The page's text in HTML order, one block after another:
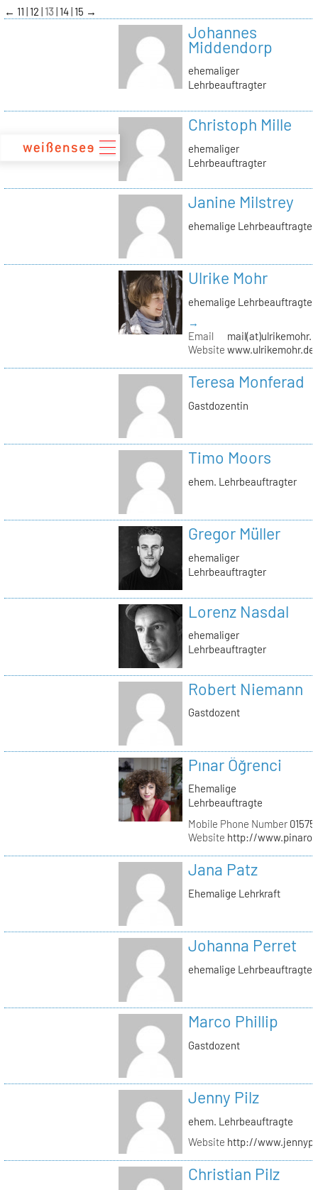
zum
Inhalt
← 11 12 13 14 15 →
Johannes
Middendorp
ehemaliger
Lehrbeauftragter
Christoph Mille
ehemaliger
Lehrbeauftragter
Janine Milstrey
ehemalige Lehrbeauftragte
Ulrike Mohr
ehemalige Lehrbeauftragte
→
Email
Website www.ulrikemohr.de
Teresa Monferad
Gastdozentin
Timo Moors
ehem. Lehrbeauftragter
Gregor Müller
ehemaliger
Lehrbeauftragter
Lorenz Nasdal
ehemaliger
Lehrbeauftragter
Robert Niemann
Gastdozent
Pınar Öğrenci
Ehemalige
Lehrbeauftragte
Mobile Phone Number
Website http://
Jana Patz
Ehemalige Lehrkraft
Johanna Perret
ehemalige Lehrbeauftragte
Marco Phillip
Gastdozent
Jenny Pilz
ehem. Lehrbeauftragte
Website http://
Christian Pilz